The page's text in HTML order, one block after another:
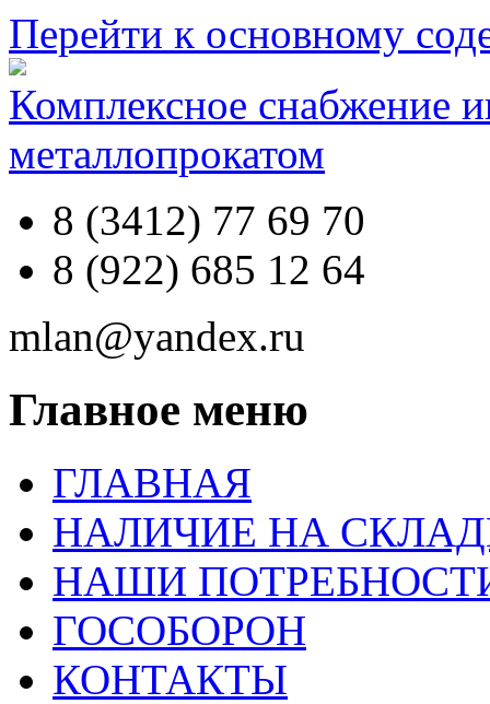
Перейти к основному
Комплексное снабжение
металлопрокатом
8 (3412) 77 69 70
8 (922) 685 12 64
mlan@yandex.ru
Главное меню
ГЛАВНАЯ
НАЛИЧИЕ НА
НАШИ
ГОСОБОРОН
КОНТАКТЫ